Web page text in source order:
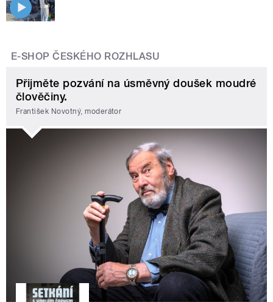
E-SHOP ČESKÉHO ROZHLASU
Přijměte pozvání na úsměvný doušek moudré
člověčiny.
František Novotný, moderátor